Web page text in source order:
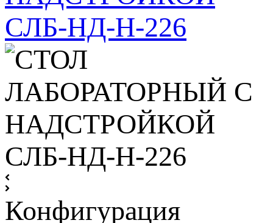
Конфигурация